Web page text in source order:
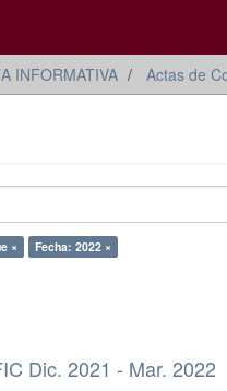
INFORMATIVA Actas de
× Fecha: 2022 ×
Dic. 2021 - Mar. 2022